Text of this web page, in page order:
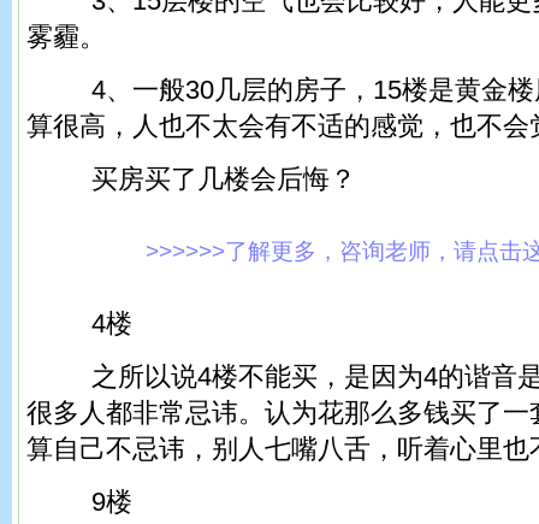
雾霾。
4、一般30几层的房子，15楼是黄金楼
算很高，人也不太会有不适的感觉，也不会
买房买了几楼会后悔？
>>>>>>了解更多，咨询老师，请点击
4楼
之所以说4楼不能买，是因为4的谐音是
很多人都非常忌讳。认为花那么多钱买了
算自己不忌讳，别人七嘴八舌，听着心里也
9楼